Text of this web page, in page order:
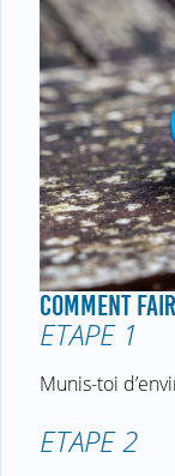
COMMENT
ETAPE 1
Munis-toi
ETAPE 2